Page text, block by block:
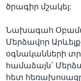
ծրագիր մշակել:
Նախագահ
Մերձավոր
օգնականների
համաձայն`
հետ